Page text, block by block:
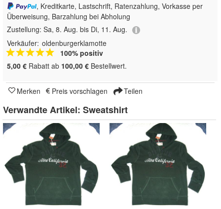
, Kreditkarte, Lastschrift, Ratenzahlung, Vorkasse per
Überweisung, Barzahlung bei Abholung
Zustellung: Sa, 8. Aug. bis Di, 11. Aug.
Verkäufer: oldenburgerklamotte
100% positiv
5,00 € Rabatt ab 100,00 € Bestellwert.
Merken Preis vorschlagen Teilen
Verwandte Artikel: Sweatshirt